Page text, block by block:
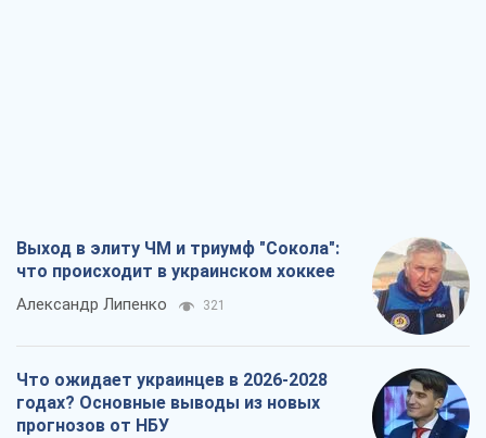
Выход в элиту ЧМ и триумф "Сокола":
что происходит в украинском хоккее
Александр Липенко 321
Что ожидает украинцев в 2026-2028
годах? Основные выводы из новых
прогнозов от НБУ